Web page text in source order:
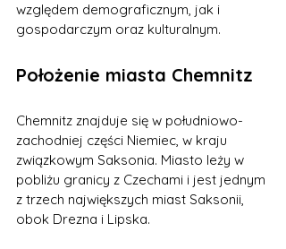
względem demograficznym, jak i
gospodarczym oraz kulturalnym.
Położenie miasta Chemnitz
Chemnitz znajduje się w południowo-
zachodniej części Niemiec, w kraju
związkowym Saksonia. Miasto leży w
pobliżu granicy z Czechami i jest jednym
z trzech największych miast Saksonii,
obok Drezna i Lipska.